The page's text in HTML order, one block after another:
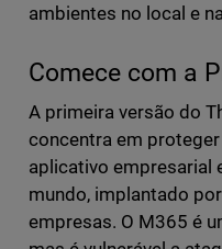
ambientes no local e
Comece com a
A primeira versão do
concentra em
aplicativo empresarial
mundo, implantado
empresas. O M365 é